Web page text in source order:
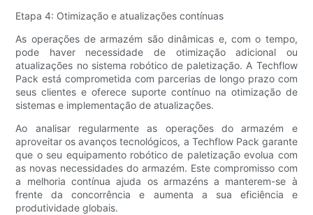
Etapa 4: Otimização e atualizações contínuas
As operações de armazém são dinâmicas e, com o tempo,
pode haver necessidade de otimização adicional ou
atualizações no sistema robótico de paletização. A Techflow
Pack está comprometida com parcerias de longo prazo com
seus clientes e oferece suporte contínuo na otimização de
sistemas e implementação de atualizações.
Ao analisar regularmente as operações do armazém e
aproveitar os avanços tecnológicos, a Techflow Pack garante
que o seu equipamento robótico de paletização evolua com
as novas necessidades do armazém. Este compromisso com
a melhoria contínua ajuda os armazéns a manterem-se à
frente da concorrência e aumenta a sua eficiência e
produtividade globais.